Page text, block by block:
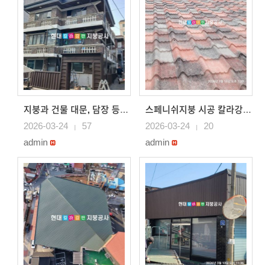
지붕과 건물 대문, 담장 등 벽체시공 강판으로 시공 용인지..
2026-03-24 |
57
admin
스페니쉬지붕 시공 칼라강판으로 지붕시공 스페니쉬 평기와골 ..
2026-03-24 |
20
admin